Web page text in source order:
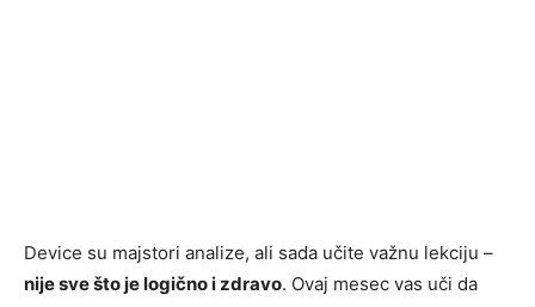
Device su majstori analize, ali sada učite važnu lekciju –
nije sve što je logično i zdravo. Ovaj mesec vas uči da